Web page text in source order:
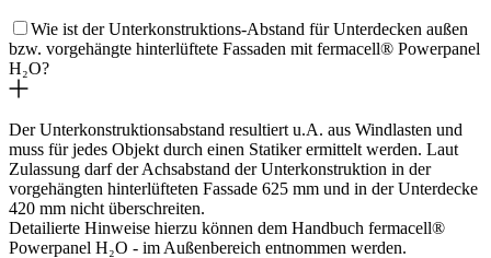
Wie ist der Unterkonstruktions-Abstand für Unterdecken außen
bzw. vorgehängte hinterlüftete Fassaden mit fermacell® Powerpanel
H₂O?
Der Unterkonstruktionsabstand resultiert u.A. aus Windlasten und
muss für jedes Objekt durch einen Statiker ermittelt werden. Laut
Zulassung darf der Achsabstand der Unterkonstruktion in der
vorgehängten hinterlüfteten Fassade 625 mm und in der Unterdecke
420 mm nicht überschreiten.
Detailierte Hinweise hierzu können dem Handbuch fermacell®
Powerpanel H₂O - im Außenbereich entnommen werden.